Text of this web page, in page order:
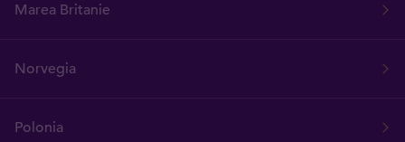
Marea Britanie
Norvegia
Polonia